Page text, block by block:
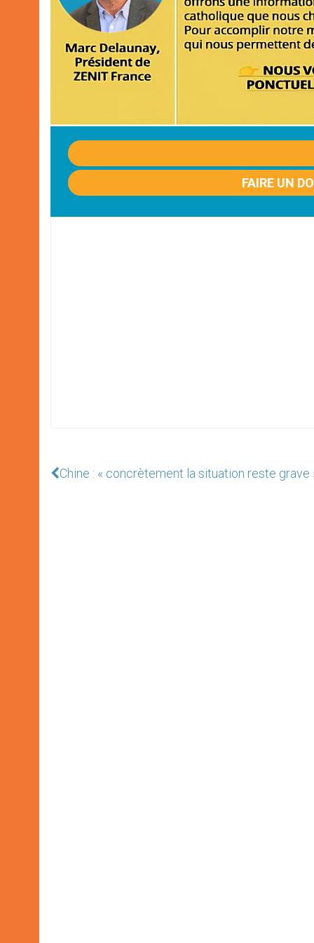
FAIRE UN
Chine : « concrètement la situation reste grave